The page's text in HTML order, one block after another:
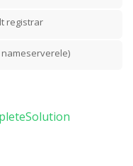
registrar